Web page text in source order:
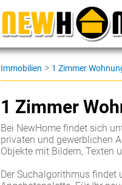
Immobilien > 1 Zimmer
1 Zimmer
Bei NewHome findet sich
privaten und gewerblichen
Objekte mit Bildern, Texten
Der Suchalgorithmus findet